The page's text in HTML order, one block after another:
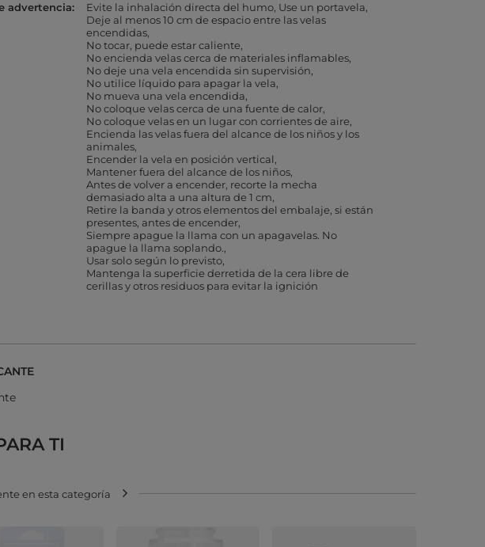
advertencia Evite la inhalación directa del humo Use un portavela
Deje al menos 10 cm de espacio entre las velas
encendidas
No tocar, puede estar caliente
No encienda velas cerca de materiales inflamables
No deje una vela encendida sin supervisión
No utilice líquido para apagar la vela
No mueva una vela encendida
No coloque velas cerca de una fuente de calor
No coloque velas en un lugar con corrientes de aire
Encienda las velas fuera del alcance de los niños y los
animales
Encender la vela en posición vertical
Mantener fuera del alcance de los niños
Antes de volver a encender, recorte la mecha
demasiado alta a una altura de 1 cm
Retire la banda y otros elementos del embalaje, si están
presentes, antes de encender
Siempre apague la llama con un apagavelas. No
apague la llama soplando.
Usar solo según lo previsto
Mantenga la superficie derretida de la cera libre de
cerillas y otros residuos para evitar la ignición
TI
en esta categoría